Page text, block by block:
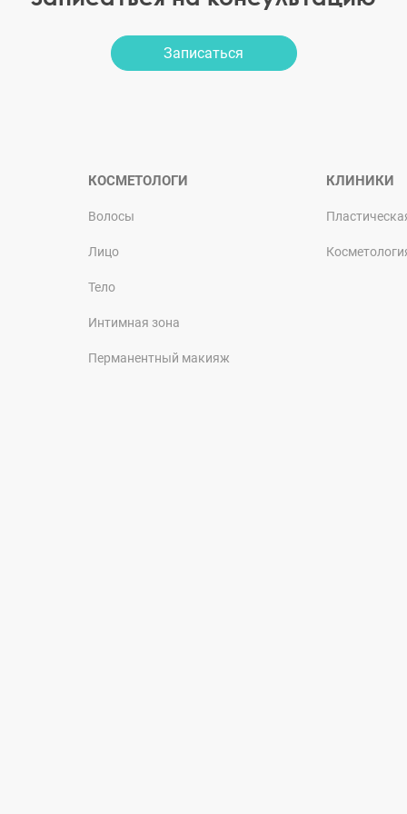
Записаться
КОСМЕТОЛОГИ
Волосы
Лицо
Тело
Интимная зона
Перманентный макияж
КЛИНИКИ